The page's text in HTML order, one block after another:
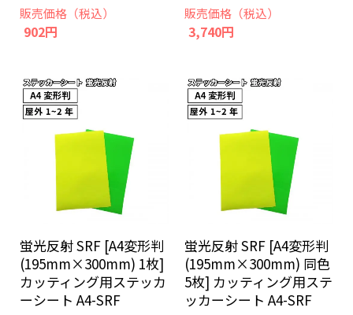
販売価格（税込）
902円
販売価格（税込）
3,740円
蛍光反射 SRF [A4変形判
(195mm×300mm) 1枚]
カッティング用ステッカ
ーシート A4-SRF
蛍光反射 SRF [A4変形判
(195mm×300mm) 同色
5枚] カッティング用ステ
ッカーシート A4-SRF